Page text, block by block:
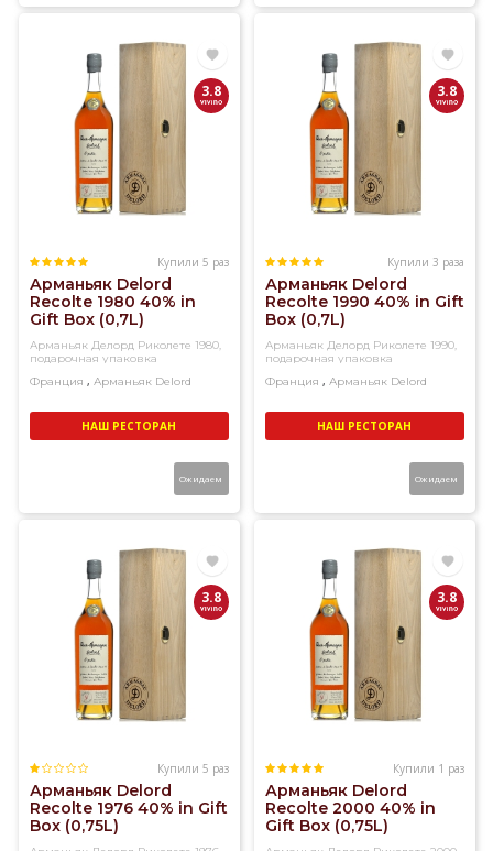
3.8
Купили 5 раз
Арманьяк Delord
Recolte 1980 40% in
Gift Box (0,7L)
Арманьяк Делорд Риколете 1980,
подарочная упаковка
Франция , Арманьяк Delord
НАШ РЕСТОРАН
Ожидаем
3.8
Купили 3 раза
Арманьяк Delord
Recolte 1990 40% in Gift
Box (0,7L)
Арманьяк Делорд Риколете 1990,
подарочная упаковка
Франция , Арманьяк Delord
НАШ РЕСТОРАН
Ожидаем
3.8
Купили 5 раз
Арманьяк Delord
Recolte 1976 40% in Gift
Box (0,75L)
3.8
Купили 1 раз
Арманьяк Delord
Recolte 2000 40% in
Gift Box (0,75L)